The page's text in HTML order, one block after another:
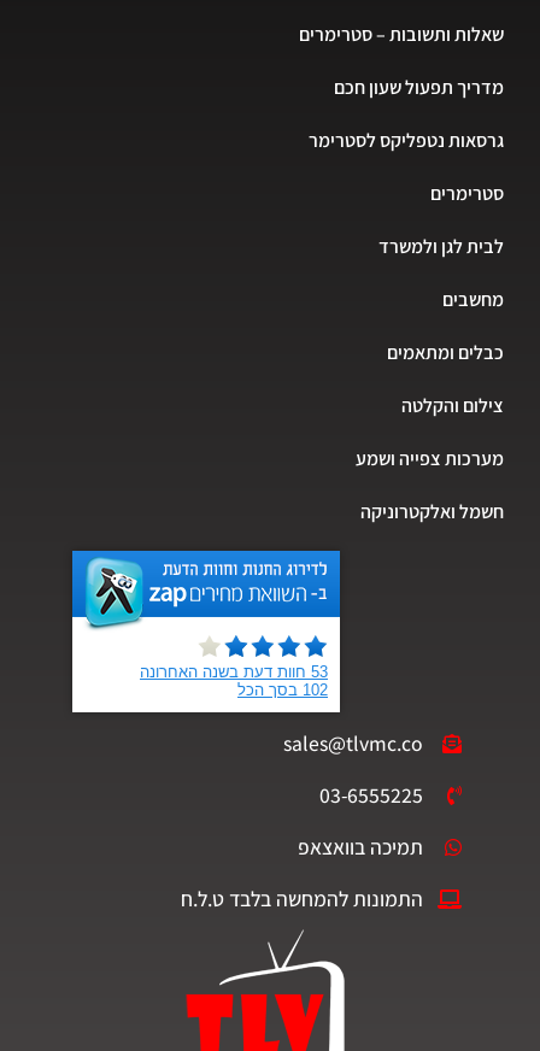
שאלות ותשובות – סטרימרים
מדריך תפעול שעון חכם
גרסאות נטפליקס לסטרימר
סטרימרים
לבית לגן ולמשרד
מחשבים
כבלים ומתאמים
צילום והקלטה
מערכות צפייה ושמע
חשמל ואלקטרוניקה
sales@tlvmc.co
03-6555225
תמיכה בוואצאפ
התמונות להמחשה בלבד ט.ל.ח